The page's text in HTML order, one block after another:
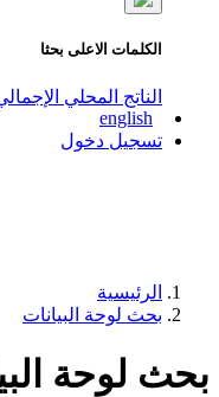
الكلمات الاعلى بحثا
الناتج المحلي
english
تسجيل دخول
الرئيسية
بحث لوحة البيانات
بحث لوحة